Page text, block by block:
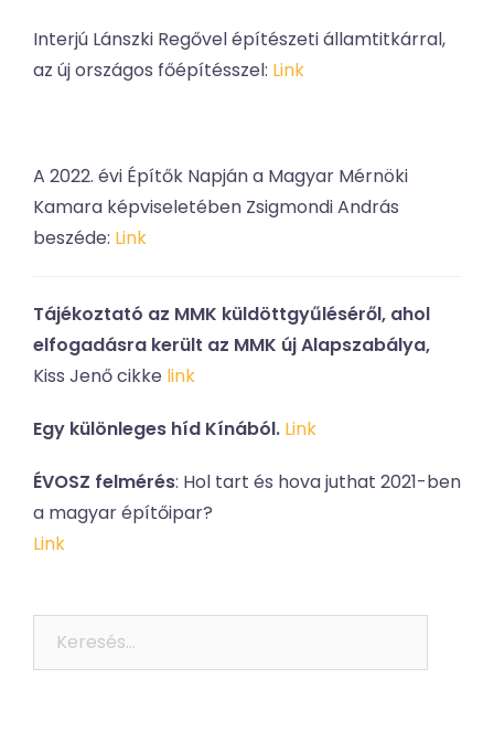
Interjú Lánszki Regővel építészeti államtitkárral,
az új országos főépítésszel: Link
A 2022. évi Építők Napján a Magyar Mérnöki
Kamara képviseletében Zsigmondi András
beszéde: Link
Tájékoztató az MMK küldöttgyűléséről, ahol
elfogadásra került az MMK új Alapszabálya,
Kiss Jenő cikke link
Egy különleges híd Kínából. Link
ÉVOSZ felmérés: Hol tart és hova juthat 2021-ben
a magyar építőipar?
Link